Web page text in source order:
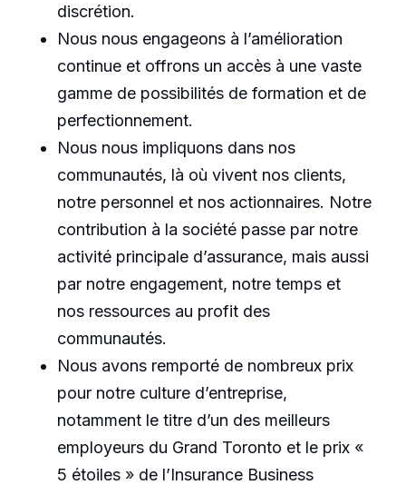
discrétion.
Nous nous engageons à l’amélioration
continue et offrons un accès à une vaste
gamme de possibilités de formation et de
perfectionnement.
Nous nous impliquons dans nos
communautés, là où vivent nos clients,
notre personnel et nos actionnaires. Notre
contribution à la société passe par notre
activité principale d’assurance, mais aussi
par notre engagement, notre temps et
nos ressources au profit des
communautés.
Nous avons remporté de nombreux prix
pour notre culture d’entreprise,
notamment le titre d’un des meilleurs
employeurs du Grand Toronto et le prix «
5 étoiles » de l’Insurance Business